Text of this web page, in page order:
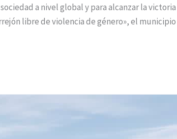
a nivel global y para alcanzar la
libre de violencia de género», el